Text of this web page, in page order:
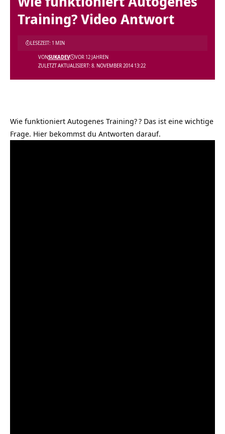
Training? Video Antwort
ZULETZT AKTUALISIERT: 8. NOVEMBER 2014 13:22
VONSUKADEV VOR 12 JAHREN
LESEZEIT: 1 MIN
Wie funktioniert Autogenes Training?? Das ist eine wichtige
Frage. Hier bekommst du Antworten darauf.